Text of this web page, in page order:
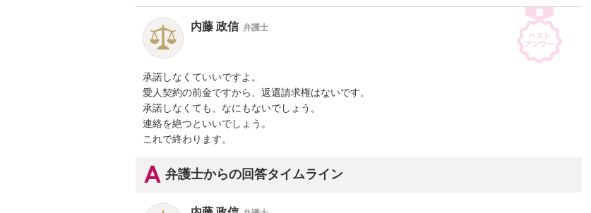
内藤 政信 弁護士
承諾しなくていいですよ。
愛人契約の前金ですから、返還請求権はないです。
承諾しなくても、なにもないでしょう。
連絡を絶つといいでしょう。
これで終わります。
弁護士からの回答タイムライン